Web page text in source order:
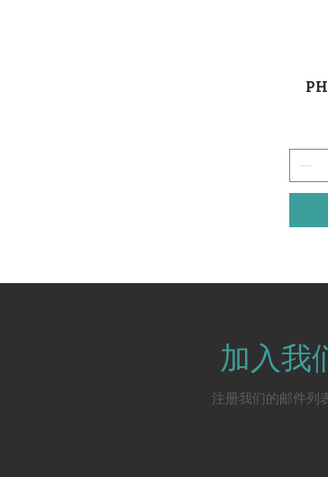
加入我
注册我们的邮件列